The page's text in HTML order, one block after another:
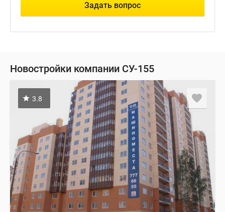
Задать вопрос
Новостройки компании СУ-155
3.8